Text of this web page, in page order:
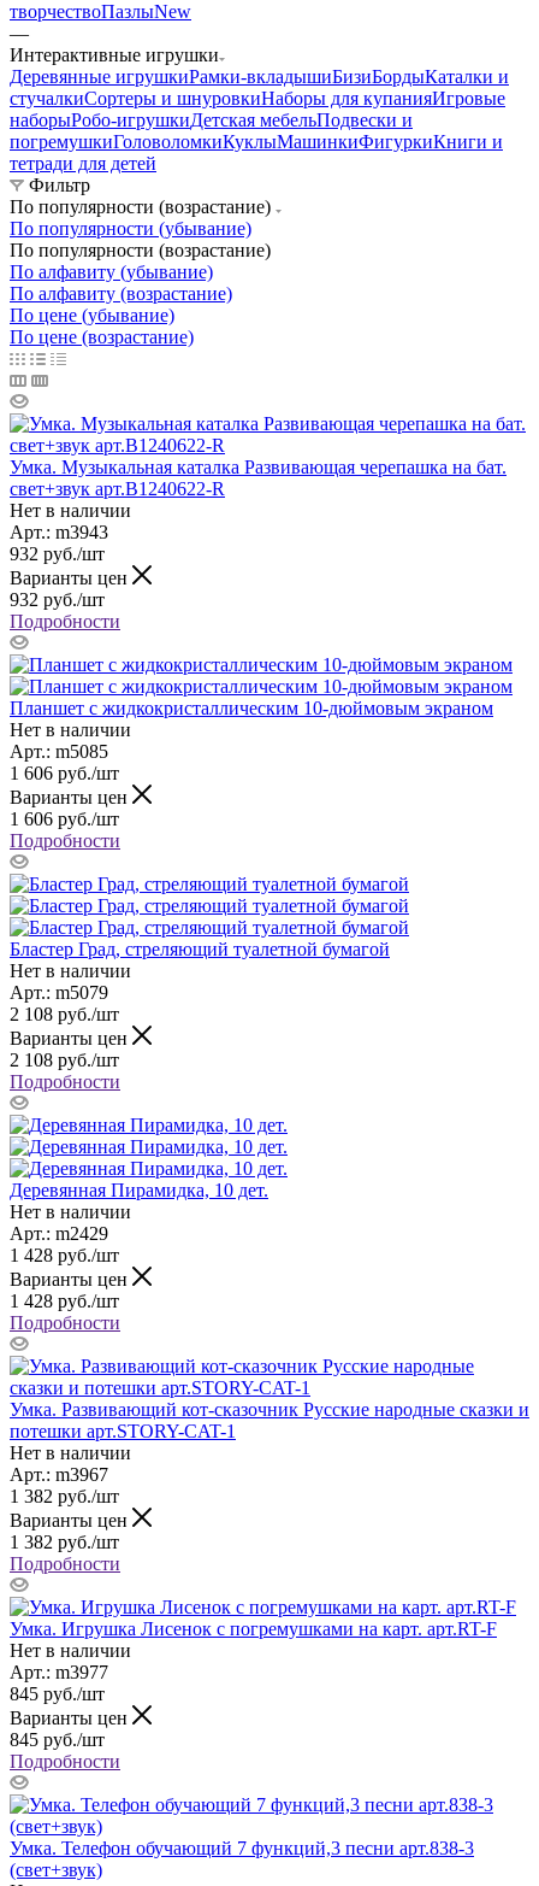
творчествоПазлыNew
—
Интерактивные игрушки
Деревянные игрушкиРамки-вкладышиБизиБордыКаталки и
стучалкиСортеры и шнуровкиНаборы для купанияИгровые
наборыРобо-игрушкиДетская мебельПодвески и
погремушкиГоловоломкиКуклыМашинкиФигуркиКниги и
тетради для детей
Фильтр
По популярности (возрастание)
По популярности (убывание)
По популярности (возрастание)
По алфавиту (убывание)
По алфавиту (возрастание)
По цене (убывание)
По цене (возрастание)
Умка. Музыкальная каталка Развивающая черепашка на бат.
свет+звук арт.B1240622-R
Нет в наличии
Арт.: m3943
932 руб./шт
Варианты цен
932 руб./шт
Подробности
Планшет с жидкокристаллическим 10-дюймовым экраном
Нет в наличии
Арт.: m5085
1 606 руб./шт
Варианты цен
1 606 руб./шт
Подробности
Бластер Град, стреляющий туалетной бумагой
Нет в наличии
Арт.: m5079
2 108 руб./шт
Варианты цен
2 108 руб./шт
Подробности
Деревянная Пирамидка, 10 дет.
Нет в наличии
Арт.: m2429
1 428 руб./шт
Варианты цен
1 428 руб./шт
Подробности
Умка. Развивающий кот-сказочник Русские народные сказки и
потешки арт.STORY-CAT-1
Нет в наличии
Арт.: m3967
1 382 руб./шт
Варианты цен
1 382 руб./шт
Подробности
Умка. Игрушка Лисенок с погремушками на карт. арт.RT-F
Нет в наличии
Арт.: m3977
845 руб./шт
Варианты цен
845 руб./шт
Подробности
Умка. Телефон обучающий 7 функций,3 песни арт.838-3
(свет+звук)